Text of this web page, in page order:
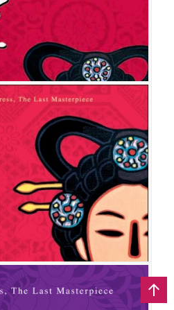
애 지새롬 김태문 정목화 김가희
동혁 윤나리
류석호 김지호
이지나
테이박시원민영기박완 이희정정의